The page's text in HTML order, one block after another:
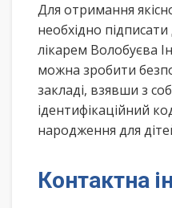
Для отримання
необхідно
лікарем Волобуєва
можна зробити
закладі, взявши з
ідентифікаційний
народження для
Контактна